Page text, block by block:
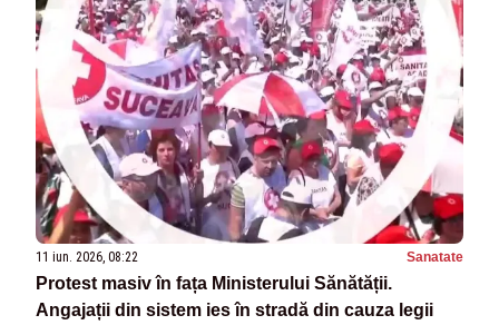
11 iun. 2026, 08:22 Sanatate
Protest masiv în fața Ministerului Sănătății.
Angajații din sistem ies în stradă din cauza legii